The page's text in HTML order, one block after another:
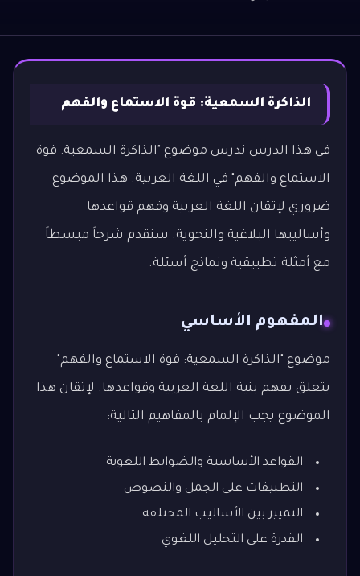
الذاكرة السمعية: قوة الاستماع والفهم
في هذا الدرس ندرس موضوع "الذاكرة السمعية: قوة
الاستماع والفهم" في اللغة العربية. هذا الموضوع
ضروري لإتقان اللغة العربية وفهم قواعدها
وأساليبها البلاغية والنحوية. سنقدم شرحاً مبسطاً
مع أمثلة تطبيقية ونماذج أسئلة.
المفهوم الأساسي
موضوع "الذاكرة السمعية: قوة الاستماع والفهم"
يتعلق بفهم بنية اللغة العربية وقواعدها. لإتقان هذا
الموضوع يجب الإلمام بالمفاهيم التالية:
القواعد الأساسية والضوابط اللغوية
التطبيقات على الجمل والنصوص
التمييز بين الأساليب المختلفة
القدرة على التحليل اللغوي